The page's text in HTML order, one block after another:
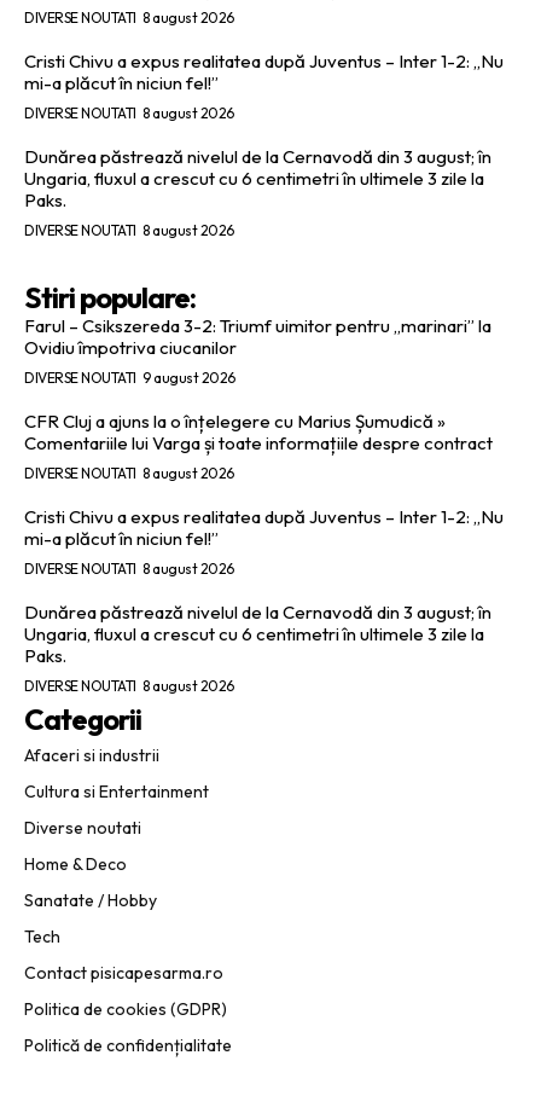
DIVERSE NOUTATI 8 august 2026
Cristi Chivu a expus realitatea după Juventus – Inter 1-2: „Nu
mi-a plăcut în niciun fel!”
DIVERSE NOUTATI 8 august 2026
Dunărea păstrează nivelul de la Cernavodă din 3 august; în
Ungaria, fluxul a crescut cu 6 centimetri în ultimele 3 zile la
Paks.
DIVERSE NOUTATI 8 august 2026
Stiri populare:
Farul – Csikszereda 3-2: Triumf uimitor pentru „marinari” la
Ovidiu împotriva ciucanilor
DIVERSE NOUTATI 9 august 2026
CFR Cluj a ajuns la o înțelegere cu Marius Șumudică »
Comentariile lui Varga și toate informațiile despre contract
DIVERSE NOUTATI 8 august 2026
Cristi Chivu a expus realitatea după Juventus – Inter 1-2: „Nu
mi-a plăcut în niciun fel!”
DIVERSE NOUTATI 8 august 2026
Dunărea păstrează nivelul de la Cernavodă din 3 august; în
Ungaria, fluxul a crescut cu 6 centimetri în ultimele 3 zile la
Paks.
DIVERSE NOUTATI 8 august 2026
Categorii
Afaceri si industrii
Cultura si Entertainment
Diverse noutati
Home & Deco
Sanatate / Hobby
Tech
Contact pisicapesarma.ro
Politica de cookies (GDPR)
Politică de confidențialitate